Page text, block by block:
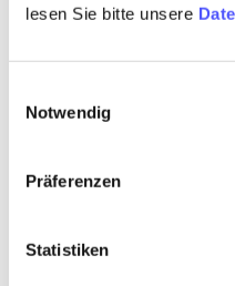
lesen Sie bitte unsere
Notwendig
Präferenzen
Statistiken
Schauen Sie sich um
Registrierte Kunden
Einführung unseres
bis 31. März 2025
Kappe. Sie zahlen
kostenlos beliefert.